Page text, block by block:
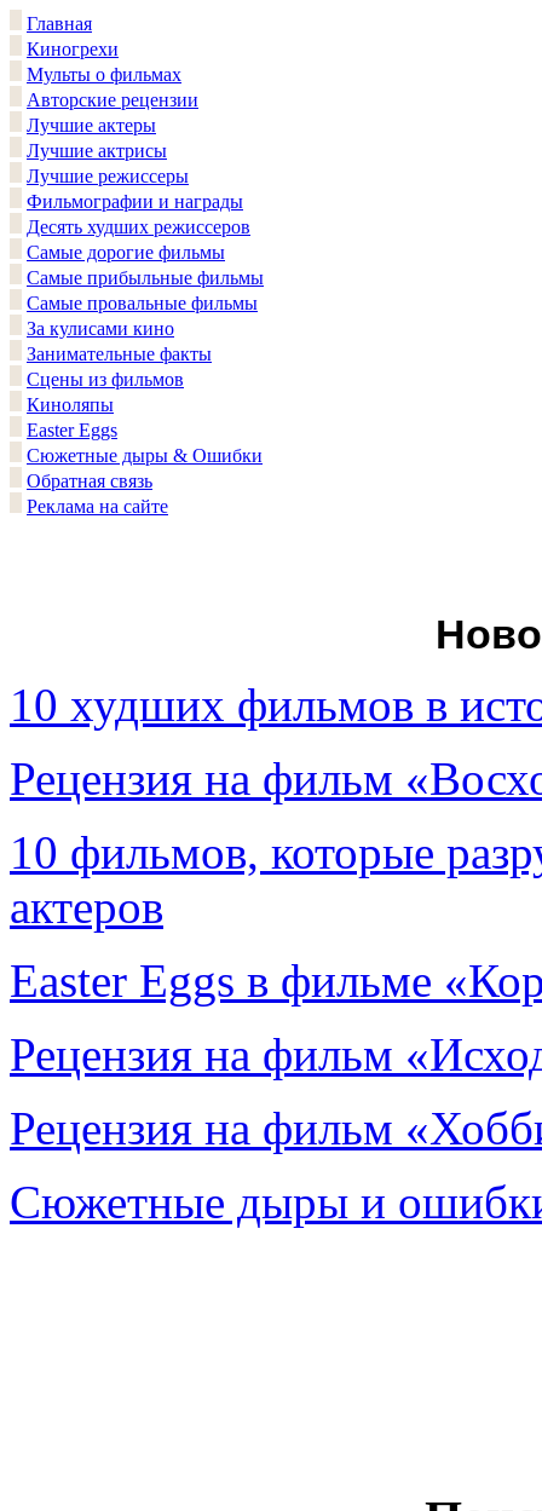
Главная
Киногрехи
Мульты о фильмах
Авторские рецензии
Лучшие актеры
Лучшие актрисы
Лучшие режиссеры
Фильмографии и награды
Десять худших режиссеров
Самые дорогие фильмы
Самые прибыльные фильмы
Самые провальные фильмы
За кулисами кино
Занимательные факты
Сцены из фильмов
Киноляпы
Easter Eggs
Сюжетные дыры & Ошибки
Обратная связь
Реклама на сайте
10 худших фильмов в
Рецензия на фильм
10 фильмов, которые
актеров
Easter Eggs в фильме
Рецензия на фильм
Рецензия на фильм
Сюжетные дыры и